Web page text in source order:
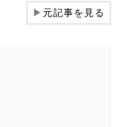
▶元記事を見る